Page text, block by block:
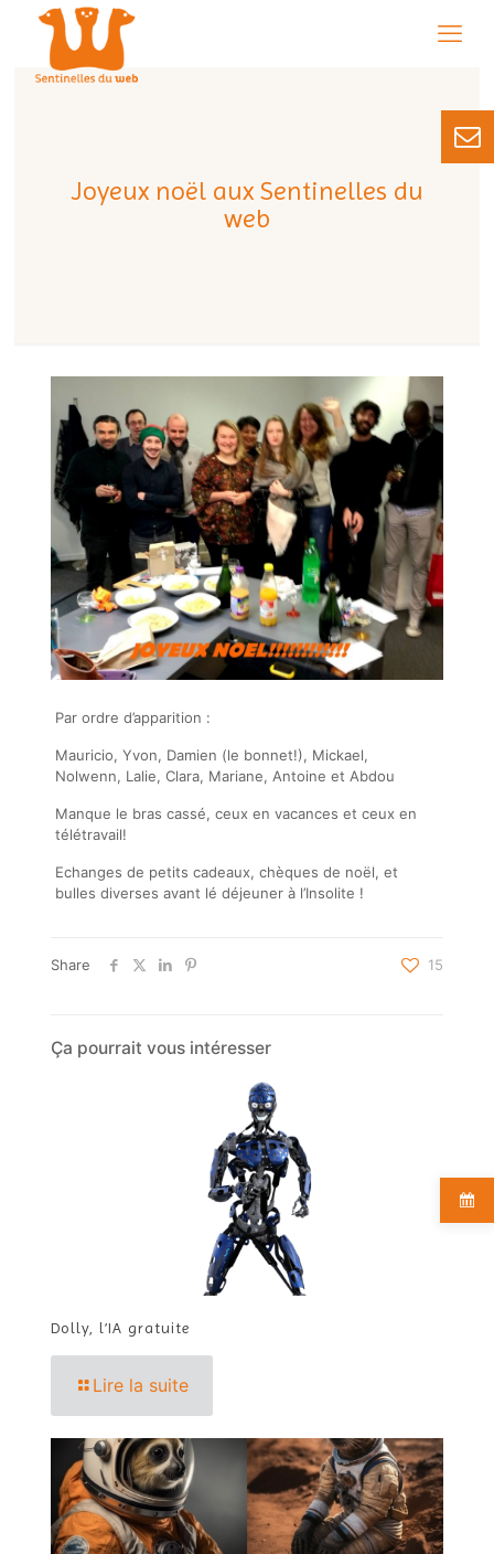
Joyeux noël aux Sentinelles du
web
Par ordre d’apparition :
Mauricio, Yvon, Damien (le bonnet!), Mickael,
Nolwenn, Lalie, Clara, Mariane, Antoine et Abdou
Manque le bras cassé, ceux en vacances et ceux en
télétravail!
Echanges de petits cadeaux, chèques de noël, et
bulles diverses avant lé déjeuner à l’Insolite !
Share 15
Ça pourrait vous intéresser
Dolly, l’IA gratuite
Lire la suite